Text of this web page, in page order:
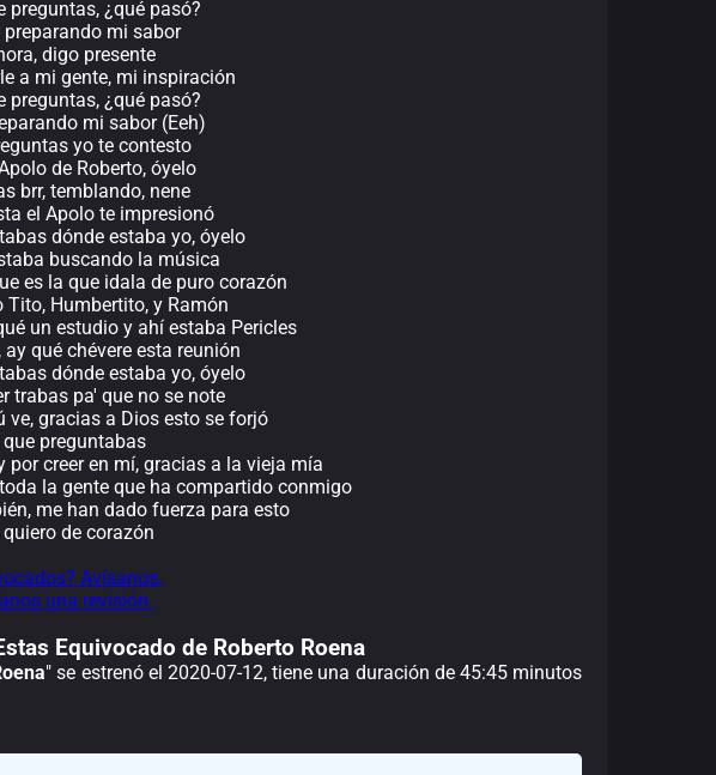
preguntas, ¿qué pasó?
preparando mi sabor
digo presente
a mi gente, mi inspiración
preguntas, ¿qué pasó?
mi sabor (Eeh)
yo te contesto
de Roberto, óyelo
brr, temblando, nene
el Apolo te impresionó
dónde estaba yo, óyelo
buscando la música
es la que idala de puro corazón
Tito, Humbertito, y Ramón
un estudio y ahí estaba Pericles
qué chévere esta reunión
dónde estaba yo, óyelo
trabas pa' que no se note
ve, gracias a Dios esto se forjó
que preguntabas
por creer en mí, gracias a la vieja mía
la gente que ha compartido conmigo
me han dado fuerza para esto
de corazón
Avísanos.
una revisión.
Equivocado de Roberto Roena
" se estrenó el 2020-07-12, tiene una duración de 45:45 minutos